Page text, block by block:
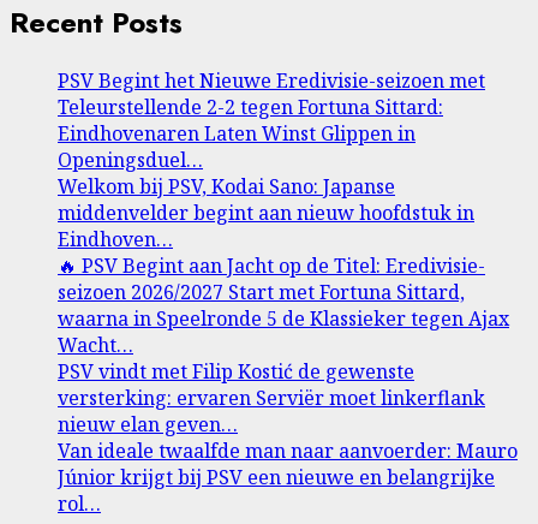
Recent Posts
PSV Begint het Nieuwe Eredivisie-seizoen met
Teleurstellende 2-2 tegen Fortuna Sittard:
Eindhovenaren Laten Winst Glippen in
Openingsduel…
Welkom bij PSV, Kodai Sano: Japanse
middenvelder begint aan nieuw hoofdstuk in
Eindhoven…
🔥 PSV Begint aan Jacht op de Titel: Eredivisie-
seizoen 2026/2027 Start met Fortuna Sittard,
waarna in Speelronde 5 de Klassieker tegen Ajax
Wacht…
PSV vindt met Filip Kostić de gewenste
versterking: ervaren Serviër moet linkerflank
nieuw elan geven…
Van ideale twaalfde man naar aanvoerder: Mauro
Júnior krijgt bij PSV een nieuwe en belangrijke
rol…